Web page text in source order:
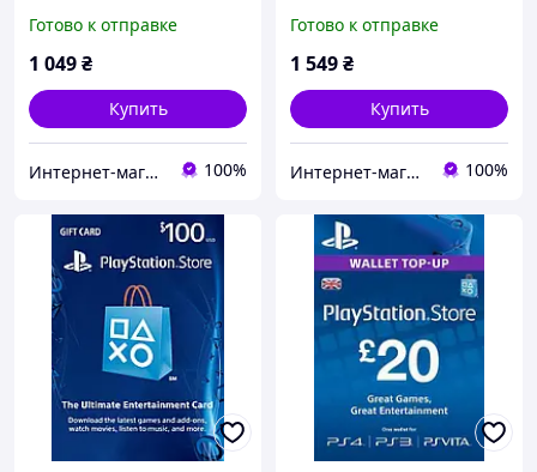
PlayStation Store/PSN)
Готово к отправке
1 049₴
Купить
Интернет-магазин "Digital Product" 100%
Kingdom, PlayStation
Store/PSN)
Готово к отправке
1 549₴
Купить
Интернет-магазин "KeyStoreGame" 100%